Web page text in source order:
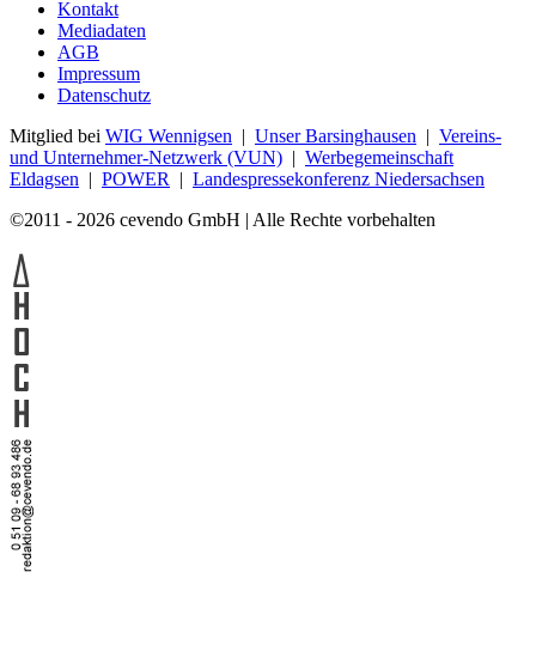
Kontakt
Mediadaten
AGB
Impressum
Datenschutz
Mitglied bei WIG Wennigsen | Unser Barsinghausen | Vereins-
und Unternehmer-Netzwerk (VUN) | Werbegemeinschaft
Eldagsen | POWER | Landespressekonferenz Niedersachsen
©2011 - 2026 cevendo GmbH | Alle Rechte vorbehalten